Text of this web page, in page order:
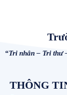
“Tri nhân – Tri thư
THÔNG